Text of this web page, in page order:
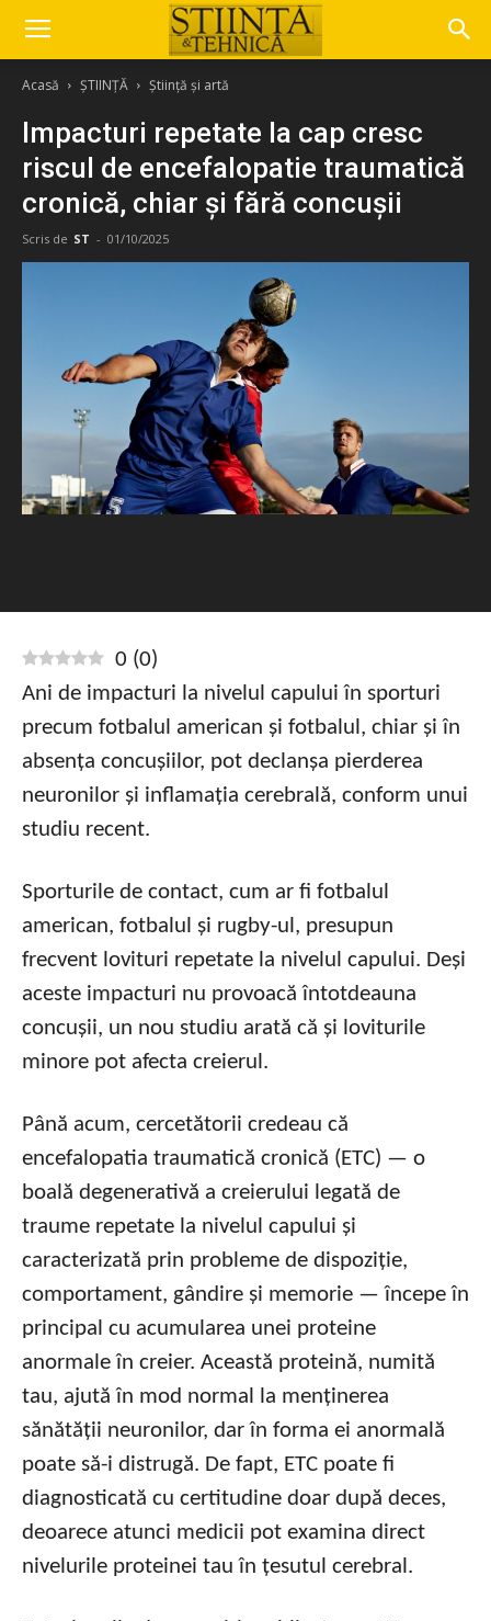
Acasă ȘTIINȚĂ Știință și artă
Impacturi repetate la cap cresc
riscul de encefalopatie traumatică
cronică, chiar și fără concușii
Scris de ST - 01/10/2025
0 (0)
Ani de impacturi la nivelul capului în sporturi
precum fotbalul american și fotbalul, chiar și în
absența concușiilor, pot declanșa pierderea
neuronilor și inflamația cerebrală, conform unui
studiu recent.
Sporturile de contact, cum ar fi fotbalul
american, fotbalul și rugby-ul, presupun
frecvent lovituri repetate la nivelul capului. Deși
aceste impacturi nu provoacă întotdeauna
concușii, un nou studiu arată că și loviturile
minore pot afecta creierul.
Până acum, cercetătorii credeau că
encefalopatia traumatică cronică (ETC) — o
boală degenerativă a creierului legată de
traume repetate la nivelul capului și
caracterizată prin probleme de dispoziție,
comportament, gândire și memorie — începe în
principal cu acumularea unei proteine
anormale în creier. Această proteină, numită
tau, ajută în mod normal la menținerea
sănătății neuronilor, dar în forma ei anormală
poate să-i distrugă. De fapt, ETC poate fi
diagnosticată cu certitudine doar după deces,
deoarece atunci medicii pot examina direct
nivelurile proteinei tau în țesutul cerebral.